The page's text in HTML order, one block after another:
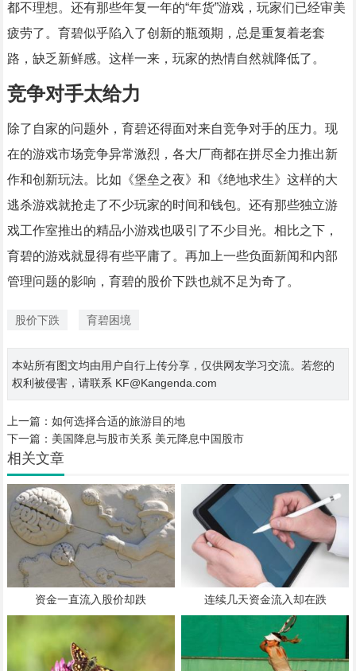
都不理想。还有那些年复一年的“年货”游戏，玩家们已经审美
疲劳了。育碧似乎陷入了创新的瓶颈期，总是重复着老套
路，缺乏新鲜感。这样一来，玩家的热情自然就降低了。
竞争对手太给力
除了自家的问题外，育碧还得面对来自竞争对手的压力。现
在的游戏市场竞争异常激烈，各大厂商都在拼尽全力推出新
作和创新玩法。比如《堡垒之夜》和《绝地求生》这样的大
逃杀游戏就抢走了不少玩家的时间和钱包。还有那些独立游
戏工作室推出的精品小游戏也吸引了不少目光。相比之下，
育碧的游戏就显得有些平庸了。再加上一些负面新闻和内部
管理问题的影响，育碧的股价下跌也就不足为奇了。
股价下跌 育碧困境
本站所有图文均由用户自行上传分享，仅供网友学习交流。若您的
权利被侵害，请联系 KF@Kangenda.com
上一篇： 如何选择合适的旅游目的地
下一篇： 美国降息与股市关系 美元降息中国股市
相关文章
资金一直流入股价却跌 连续几天资金流入却在跌